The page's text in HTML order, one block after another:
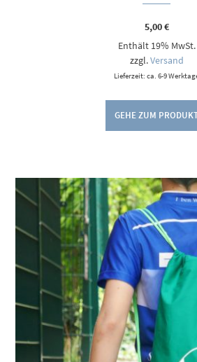
5,00€
Enthält 19% MwSt.
zzgl.Versand
Lieferzeit: ca. 6-9
GEHE ZUM